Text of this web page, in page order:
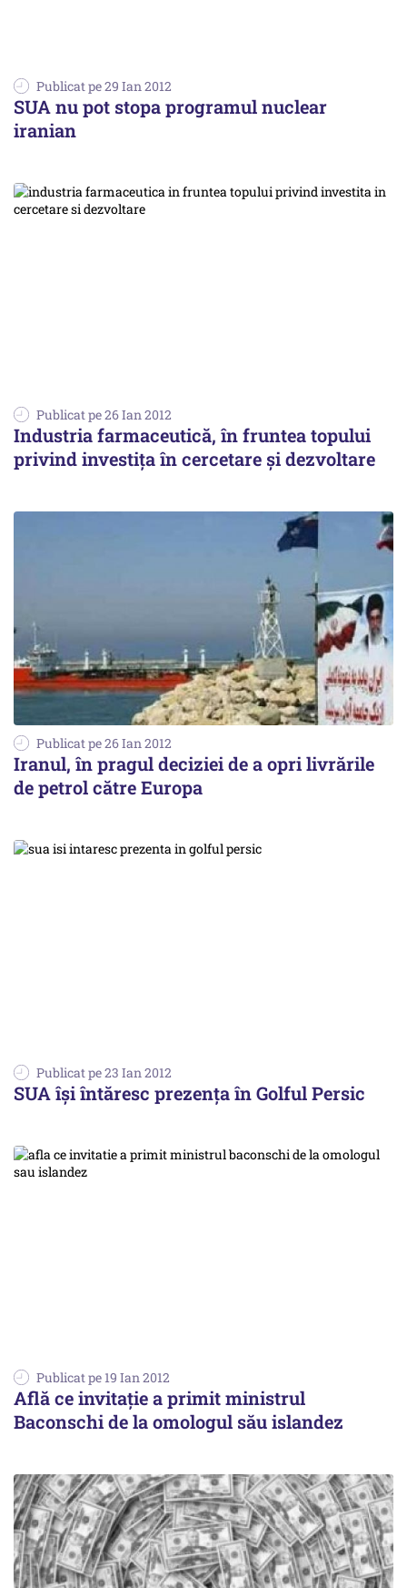
Publicat pe 29 Ian 2012
SUA nu pot stopa programul nuclear
iranian
Publicat pe 26 Ian 2012
Industria farmaceutică, în fruntea topului
privind investița în cercetare și dezvoltare
Publicat pe 26 Ian 2012
Iranul, în pragul deciziei de a opri livrările
de petrol către Europa
Publicat pe 23 Ian 2012
SUA își întăresc prezența în Golful Persic
Publicat pe 19 Ian 2012
Află ce invitație a primit ministrul
Baconschi de la omologul său islandez